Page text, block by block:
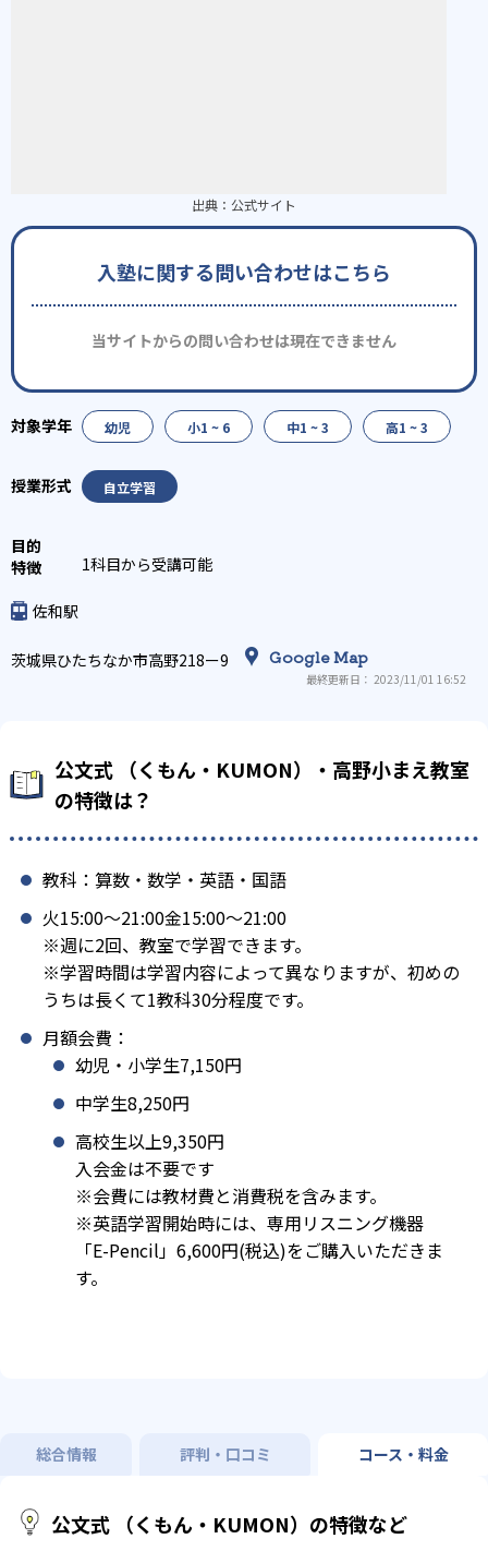
出典： 公式サイト
入塾に関する問い合わせはこちら
当サイトからの問い合わせは現在できません
幼児 小1 ~ 6 中1 ~ 3 高1 ~ 3
自立学習
1科目から受講可能
佐和駅
茨城県ひたちなか市高野218ー9 Google Map
最終更新日： 2023/11/01 16:52
公文式 （くもん・KUMON）・高野小まえ教室
の特徴は？
教科：算数・数学・英語・国語
火15:00〜21:00金15:00〜21:00
※週に2回、教室で学習できます。
※学習時間は学習内容によって異なりますが、初めの
うちは長くて1教科30分程度です。
月額会費：
幼児・小学生7,150円
中学生8,250円
高校生以上9,350円
入会金は不要です
※会費には教材費と消費税を含みます。
※英語学習開始時には、専用リスニング機器
「E-Pencil」6,600円(税込)をご購入いただきま
す。
総合情報 評判・口コミ コース・料金
公文式 （くもん・KUMON）の特徴など